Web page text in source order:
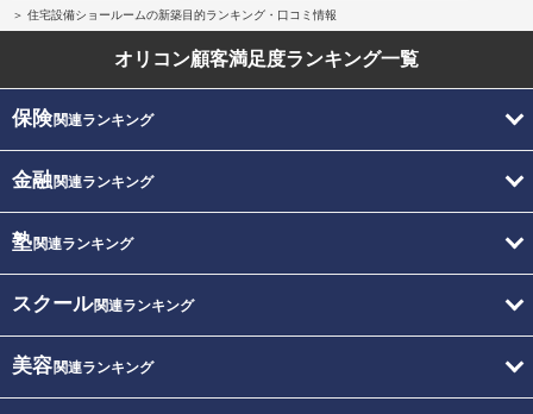
住宅設備ショールームの新築目的ランキング・口コミ情報
オリコン顧客満足度ランキング一覧
保険関連ランキング
金融関連ランキング
塾関連ランキング
スクール関連ランキング
美容関連ランキング